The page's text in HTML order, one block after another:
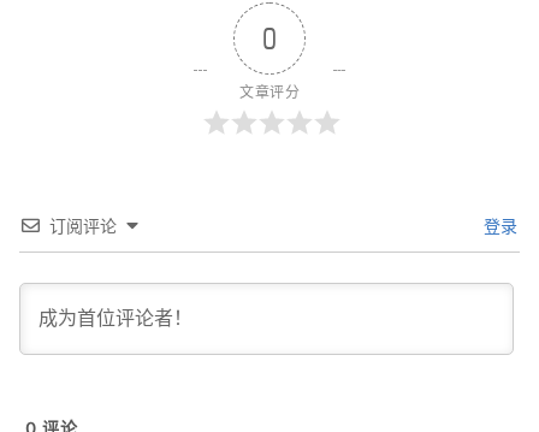
0
文章评分
订阅评论 登录
0 评论